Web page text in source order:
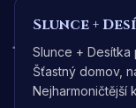
Slunce+
Slunce + Desítka
Šťastný domov,
Nejharmoničtější